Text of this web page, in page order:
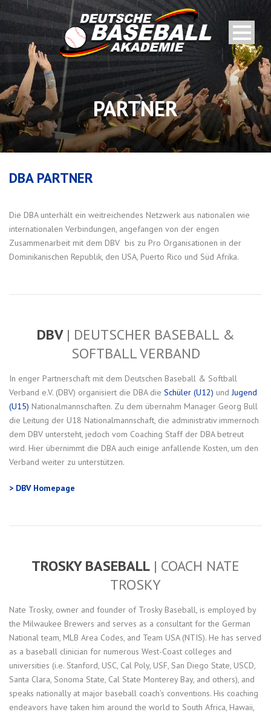
PARTNER
DBA PARTNER
Die DBA unterhält ein weitreichendes Netzwerk aus nationalen wie
internationalen Verbindungen, angefangen von der engen
Zusammenarbeit mit dem DBV bis zu Pro Organisationen in der
Dominikanischen Republik, den USA, Puerto Rico und Süd Afrika.
DBV| DEUTSCHER BASEBALL &
SOFTBALL VERBAND
In enger Partnerschaft mit dem Deutschen Baseball & Softball
Verband e.V. (DBV) organisiert die DBA die Schüler (U12) undJugend
(U15) Nationalmannschaften. Zu dem übernahm Manager Georg Bull
die Leitung der U18 Nationalmannschaft, die administrativ immernoch
dem DBV untersteht, jedoch vom Coaching Staff der DBA betreut
wird. Hier übernimmt die DBA auch einige anfallende Kosten, um den
Verband weiter zu unterstützen.
> DBV Homepage
TROSKY BASEBALL | COACH NATE
TROSKY
Nate Trosky, owner and founder of Trosky Baseball, is employed by
the Milwaukee Brewers and serves as a consultant for the German
National team, MLB Area Codes, and Team USA (NTIS). He has served
as a baseball clinician for numerous West-Coast colleges and
universities (i.e. Stanford, USC, Cal Poly, USF, San Diego State, USCD,
Santa Clara, Sonoma State, Cal State Monterey Bay, and others), and
speaks nationally at major baseball coach’s conventions. His coaching
endeavors have taken him around the world to South Africa, Hawaii,